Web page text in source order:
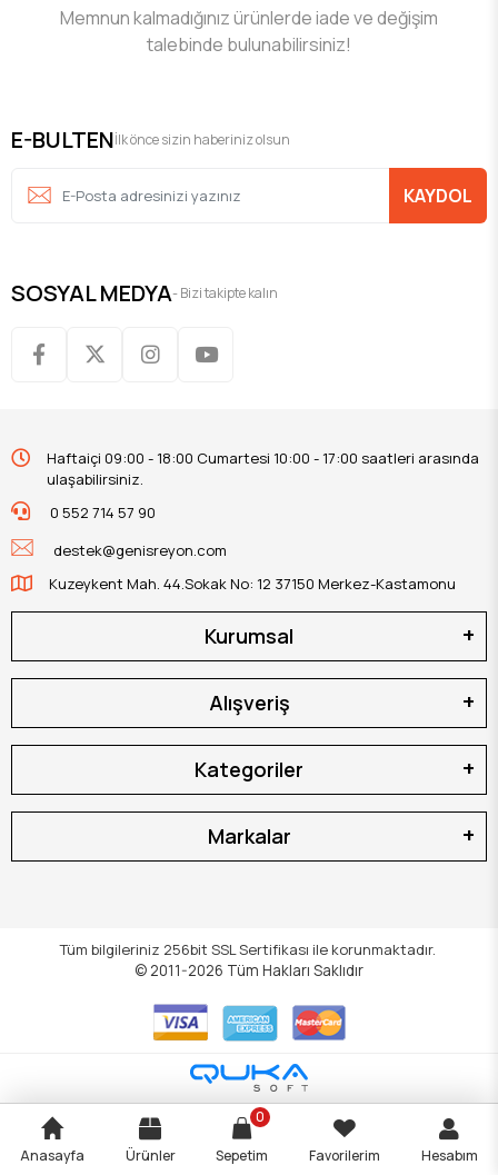
Memnun kalmadığınız ürünlerde iade ve değişim
talebinde bulunabilirsiniz!
E-BULTENİlk önce sizin haberiniz olsun
KAYDOL
SOSYAL MEDYA- Bizi takipte kalın
Haftaiçi 09:00 - 18:00 Cumartesi 10:00 - 17:00 saatleri arasında
ulaşabilirsiniz.
0 552 714 57 90
destek@genisreyon.com
Kuzeykent Mah. 44.Sokak No: 12 37150 Merkez-Kastamonu
Kurumsal
Alışveriş
Kategoriler
Markalar
Tüm bilgileriniz 256bit SSL Sertifikası ile korunmaktadır.
© 2011-2026 Tüm Hakları Saklıdır
Anasayfa Ürünler Sepetim
0
Favorilerim Hesabım